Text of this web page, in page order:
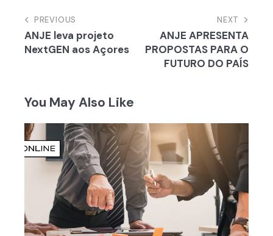
Navegação
de
artigos
PREVIOUS
ANJE leva projeto
NextGEN aos Açores
NEXT
ANJE APRESENTA
PROPOSTAS PARA O
FUTURO DO PAÍS
You May Also Like